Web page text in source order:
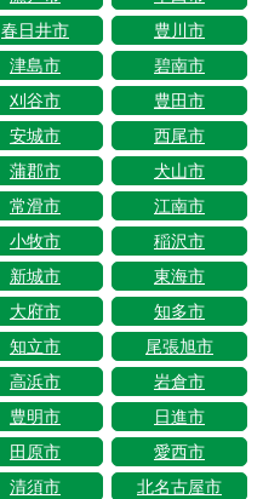
春日井市
豊川市
津島市
碧南市
刈谷市
豊田市
安城市
西尾市
蒲郡市
犬山市
常滑市
江南市
小牧市
稲沢市
新城市
東海市
大府市
知多市
知立市
尾張旭市
高浜市
岩倉市
豊明市
日進市
田原市
愛西市
清須市
北名古屋市